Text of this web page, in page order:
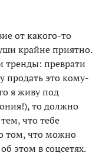
от какого-то
крайне приятно.
тренды: преврати
продать это кому-
я живу под
то должно
что тебе
том, что можно
этом в соцсетях.